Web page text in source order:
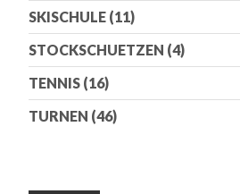
SKISCHULE (11)
STOCKSCHUETZEN (4)
TENNIS (16)
TURNEN (46)